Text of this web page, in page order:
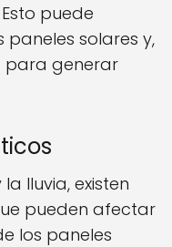
puede
paneles solares y,
para generar
lluvia, existen
pueden afectar
los paneles